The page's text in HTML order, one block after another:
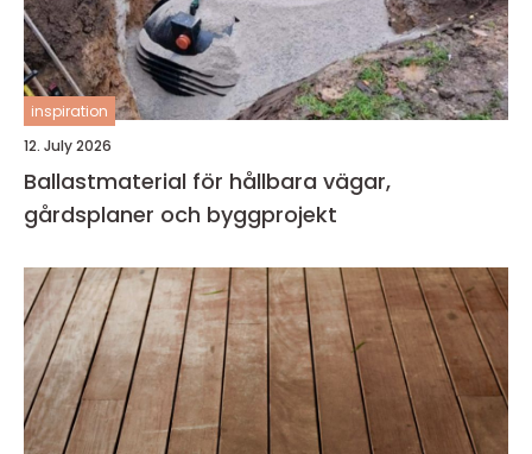
inspiration
12. July 2026
Ballastmaterial för hållbara vägar,
gårdsplaner och byggprojekt